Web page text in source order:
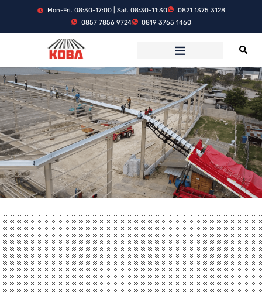
Mon-Fri. 08:30-17:00 | Sat. 08:30-11:30
0821 1375 3128
0857 7856 9724
0819 3765 1460